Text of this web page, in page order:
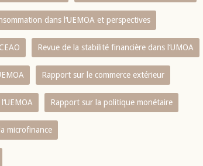
dans l‘UEMOA et perspectives
Revue de la stabilité financière dans l‘UMOA
Rapport sur le commerce extérieur
Rapport sur la politique monétaire
microfinance